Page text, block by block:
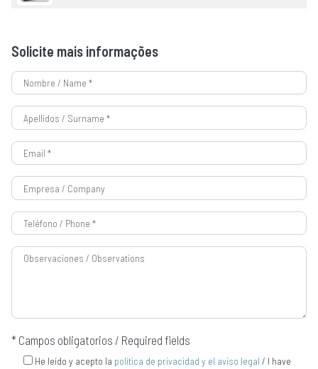
Solicite mais informações
* Campos obligatorios / Required fields
He leído y acepto la política de privacidad y el aviso legal / I have